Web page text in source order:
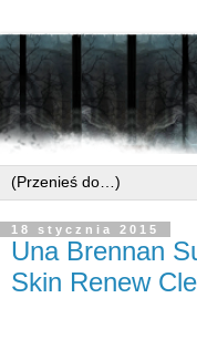
18 stycznia 2015
Una Brennan
Skin Renew